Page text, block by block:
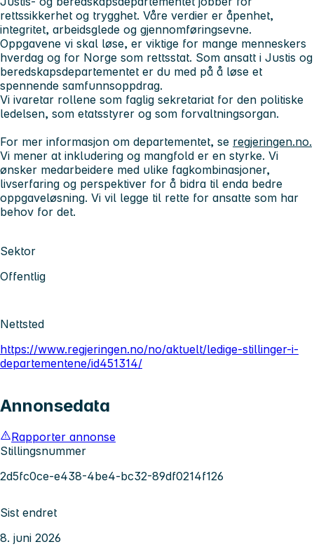
rettssikkerhet og trygghet. Våre verdier er åpenhet,
integritet, arbeidsglede og gjennomføringsevne.
Oppgavene vi skal løse, er viktige for mange menneskers
hverdag og for Norge som rettsstat. Som ansatt i Justis og
beredskapsdepartementet er du med på å løse et
spennende samfunnsoppdrag.
Vi ivaretar rollene som faglig sekretariat for den politiske
ledelsen, som etatsstyrer og som forvaltningsorgan.
For mer informasjon om departementet, se regjeringen.no.
Vi mener at inkludering og mangfold er en styrke. Vi
ønsker medarbeidere med ulike fagkombinasjoner,
livserfaring og perspektiver for å bidra til enda bedre
oppgaveløsning. Vi vil legge til rette for ansatte som har
behov for det.
Sektor
Offentlig
Nettsted
https://www.regjeringen.no/no/aktuelt/ledige-stillinger-i-
departementene/id451314/
Annonsedata
Rapporter annonse
Stillingsnummer
2d5fc0ce-e438-4be4-bc32-89df0214f126
Sist endret
8. juni 2026